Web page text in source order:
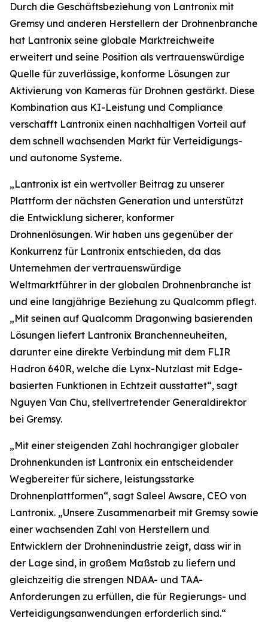
Durch die Geschäftsbeziehung von Lantronix mit
Gremsy und anderen Herstellern der Drohnenbranche
hat Lantronix seine globale Marktreichweite
erweitert und seine Position als vertrauenswürdige
Quelle für zuverlässige, konforme Lösungen zur
Aktivierung von Kameras für Drohnen gestärkt. Diese
Kombination aus KI-Leistung und Compliance
verschafft Lantronix einen nachhaltigen Vorteil auf
dem schnell wachsenden Markt für Verteidigungs-
und autonome Systeme.
„Lantronix ist ein wertvoller Beitrag zu unserer
Plattform der nächsten Generation und unterstützt
die Entwicklung sicherer, konformer
Drohnenlösungen. Wir haben uns gegenüber der
Konkurrenz für Lantronix entschieden, da das
Unternehmen der vertrauenswürdige
Weltmarktführer in der globalen Drohnenbranche ist
und eine langjährige Beziehung zu Qualcomm pflegt.
„Mit seinen auf Qualcomm Dragonwing basierenden
Lösungen liefert Lantronix Branchenneuheiten,
darunter eine direkte Verbindung mit dem FLIR
Hadron 640R, welche die Lynx-Nutzlast mit Edge-
basierten Funktionen in Echtzeit ausstattet“, sagt
Nguyen Van Chu, stellvertretender Generaldirektor
bei Gremsy.
„Mit einer steigenden Zahl hochrangiger globaler
Drohnenkunden ist Lantronix ein entscheidender
Wegbereiter für sichere, leistungsstarke
Drohnenplattformen“, sagt Saleel Awsare, CEO von
Lantronix. „Unsere Zusammenarbeit mit Gremsy sowie
einer wachsenden Zahl von Herstellern und
Entwicklern der Drohnenindustrie zeigt, dass wir in
der Lage sind, in großem Maßstab zu liefern und
gleichzeitig die strengen NDAA- und TAA-
Anforderungen zu erfüllen, die für Regierungs- und
Verteidigungsanwendungen erforderlich sind.“